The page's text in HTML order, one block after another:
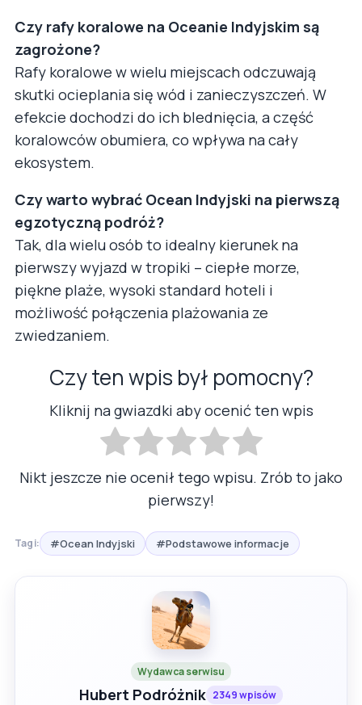
Czy rafy koralowe na Oceanie Indyjskim są
zagrożone?
Rafy koralowe w wielu miejscach odczuwają
skutki ocieplania się wód i zanieczyszczeń. W
efekcie dochodzi do ich blednięcia, a część
koralowców obumiera, co wpływa na cały
ekosystem.
Czy warto wybrać Ocean Indyjski na pierwszą
egzotyczną podróż?
Tak, dla wielu osób to idealny kierunek na
pierwszy wyjazd w tropiki – ciepłe morze,
piękne plaże, wysoki standard hoteli i
możliwość połączenia plażowania ze
zwiedzaniem.
Czy ten wpis był pomocny?
Kliknij na gwiazdki aby ocenić ten wpis
Nikt jeszcze nie ocenił tego wpisu. Zrób to jako
pierwszy!
Tagi: #Ocean Indyjski #Podstawowe informacje
Wydawca serwisu
Hubert Podróżnik 2349 wpisów